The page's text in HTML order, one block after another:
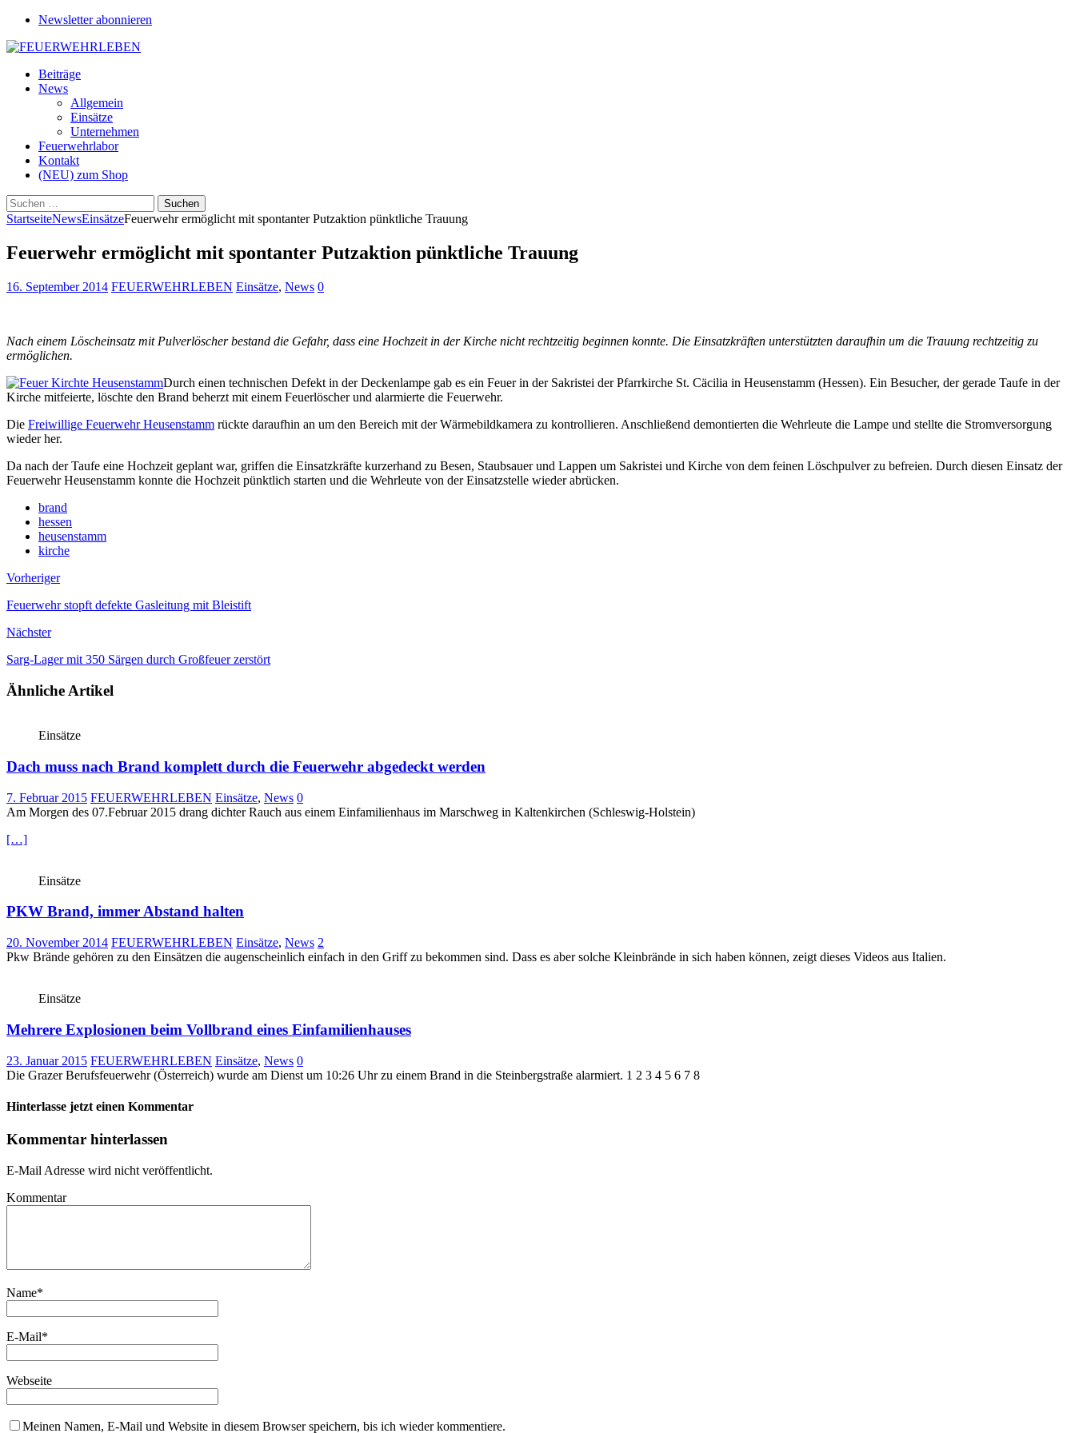
Newsletter abonnieren
Beiträge
News
Allgemein
Einsätze
Unternehmen
Feuerwehrlabor
Kontakt
(NEU) zum Shop
Suchen
nach:
StartseiteNewsEinsätzeFeuerwehr ermöglicht mit spontanter Putzaktion pünktliche Trauung
Feuerwehr ermöglicht mit spontanter Putzaktion pünktliche Trauung
16. September 2014 FEUERWEHRLEBEN Einsätze, News 0
Nach einem Löscheinsatz mit Pulverlöscher bestand die Gefahr, dass eine Hochzeit in der Kirche nicht rechtzeitig beginnen konnte. Die Einsatzkräften unterstützten daraufhin um die Trauung rechtzeitig zu
ermöglichen.
Durch einen technischen Defekt in der Deckenlampe gab es ein Feuer in der Sakristei der Pfarrkirche St. Cäcilia in Heusenstamm (Hessen). Ein Besucher, der gerade Taufe in der
Kirche mitfeierte, löschte den Brand beherzt mit einem Feuerlöscher und alarmierte die Feuerwehr.
Die Freiwillige Feuerwehr Heusenstamm rückte daraufhin an um den Bereich mit der Wärmebildkamera zu kontrollieren. Anschließend demontierten die Wehrleute die Lampe und stellte die Stromversorgung
wieder her.
Da nach der Taufe eine Hochzeit geplant war, griffen die Einsatzkräfte kurzerhand zu Besen, Staubsauer und Lappen um Sakristei und Kirche von dem feinen Löschpulver zu befreien. Durch diesen Einsatz der
Feuerwehr Heusenstamm konnte die Hochzeit pünktlich starten und die Wehrleute von der Einsatzstelle wieder abrücken.
brand
hessen
heusenstamm
kirche
Vorheriger
Feuerwehr stopft defekte Gasleitung mit Bleistift
Nächster
Sarg-Lager mit 350 Särgen durch Großfeuer zerstört
Ähnliche Artikel
Einsätze
Dach muss nach Brand komplett durch die Feuerwehr abgedeckt werden
7. Februar 2015 FEUERWEHRLEBEN Einsätze, News 0
Am Morgen des 07.Februar 2015 drang dichter Rauch aus einem Einfamilienhaus im Marschweg in Kaltenkirchen (Schleswig-Holstein)
[…]
Einsätze
PKW Brand, immer Abstand halten
20. November 2014 FEUERWEHRLEBEN Einsätze, News 2
Pkw Brände gehören zu den Einsätzen die augenscheinlich einfach in den Griff zu bekommen sind. Dass es aber solche Kleinbrände in sich haben können, zeigt dieses Videos aus Italien.
Einsätze
Mehrere Explosionen beim Vollbrand eines Einfamilienhauses
23. Januar 2015 FEUERWEHRLEBEN Einsätze, News 0
Die Grazer Berufsfeuerwehr (Österreich) wurde am Dienst um 10:26 Uhr zu einem Brand in die Steinbergstraße alarmiert. 1 2 3 4 5 6 7 8
Hinterlasse jetzt einen Kommentar
Kommentar hinterlassen
E-Mail Adresse wird nicht veröffentlicht.
Kommentar
Name*
E-Mail*
Webseite
Meinen Namen, E-Mail und Website in diesem Browser speichern, bis ich wieder kommentiere.